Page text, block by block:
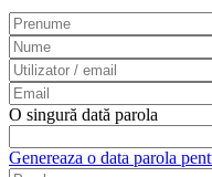
O singură dată parola
Genereaza o data parola